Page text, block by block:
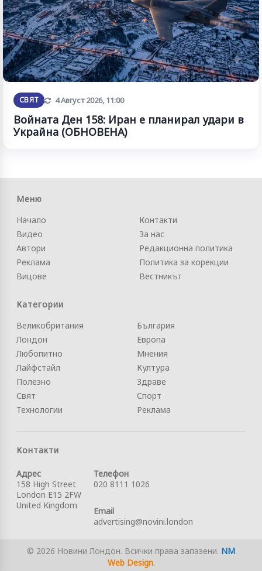
СВЯТ Обновена
4 Август 2026, 11:00
Войната Ден 158: Иран е планирал удари в
Украйна (ОБНОВЕНА)
Меню
Начало
Видео
Автори
Реклама
Вицове
Контакти
За нас
Редакционна политика
Политика за корекции
Вестникът
Категории
Великобритания
Лондон
Любопитно
Лайфстайл
Полезно
Свят
Технологии
България
Европа
Мнения
Култура
Здраве
Спорт
Реклама
Контакти
Адрес
158 High Street
London E15 2FW
United Kingdom
Телефон
020 8111 1026
Email
advertising@novini.london
© 2026 Новини Лондон. Всички права запазени. NM
Web Design.